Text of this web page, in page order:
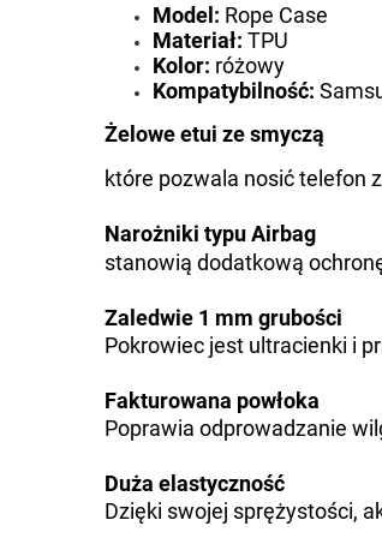
Model: Rope Case
Materiał: TPU
Kolor: różowy
Kompatybilność:
Żelowe etui ze smyczą
które pozwala nosić telefon
Narożniki typu Airbag
stanowią dodatkową
Zaledwie 1 mm grubości
Pokrowiec jest ultracienki i
Fakturowana powłoka
Poprawia odprowadzanie
Duża elastyczność
Dzięki swojej sprężystości,